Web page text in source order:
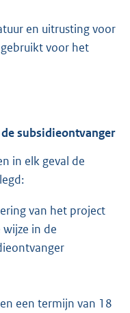
en uitrusting voor
voor het
subsidieontvanger
in elk geval de
van het project
in de
een termijn van 18